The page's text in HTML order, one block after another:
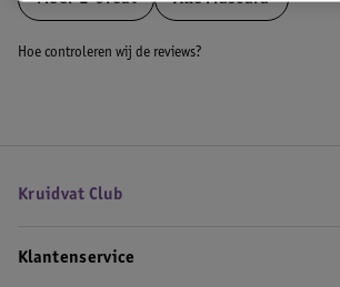
Hoe controleren wij de reviews?
Kruidvat Club
Klantenservice